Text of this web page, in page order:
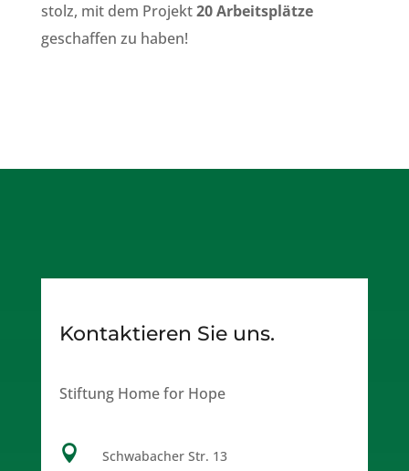
stolz, mit dem Projekt20 Arbeitsplätze
geschaffen zu haben!
Kontaktieren Sie uns.
Stiftung Home for Hope
 Schwabacher Str. 13